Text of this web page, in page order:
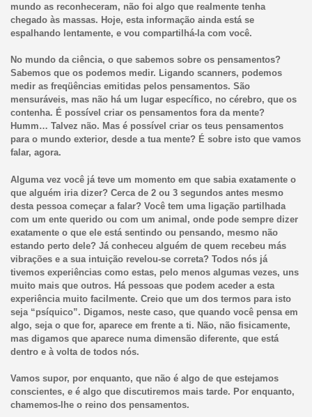
mundo as reconheceram, não foi algo que realmente tenha
chegado às massas. Hoje, esta informação ainda está se
espalhando lentamente, e vou compartilhá-la com você.
No mundo da ciência, o que sabemos sobre os pensamentos?
Sabemos que os podemos medir. Ligando scanners, podemos
medir as freqüências emitidas pelos pensamentos. São
mensuráveis, mas não há um lugar específico, no cérebro, que os
contenha. É possível criar os pensamentos fora da mente?
Humm… Talvez não. Mas é possível criar os teus pensamentos
para o mundo exterior, desde a tua mente? É sobre isto que vamos
falar, agora.
Alguma vez você já teve um momento em que sabia exatamente o
que alguém iria dizer? Cerca de 2 ou 3 segundos antes mesmo
desta pessoa começar a falar? Você tem uma ligação partilhada
com um ente querido ou com um animal, onde pode sempre dizer
exatamente o que ele está sentindo ou pensando, mesmo não
estando perto dele? Já conheceu alguém de quem recebeu más
vibrações e a sua intuição revelou-se correta? Todos nós já
tivemos experiências como estas, pelo menos algumas vezes, uns
muito mais que outros. Há pessoas que podem aceder a esta
experiência muito facilmente. Creio que um dos termos para isto
seja “psíquico”. Digamos, neste caso, que quando você pensa em
algo, seja o que for, aparece em frente a ti. Não, não fisicamente,
mas digamos que aparece numa dimensão diferente, que está
dentro e à volta de todos nós.
Vamos supor, por enquanto, que não é algo de que estejamos
conscientes, e é algo que discutiremos mais tarde. Por enquanto,
chamemos-lhe o reino dos pensamentos.